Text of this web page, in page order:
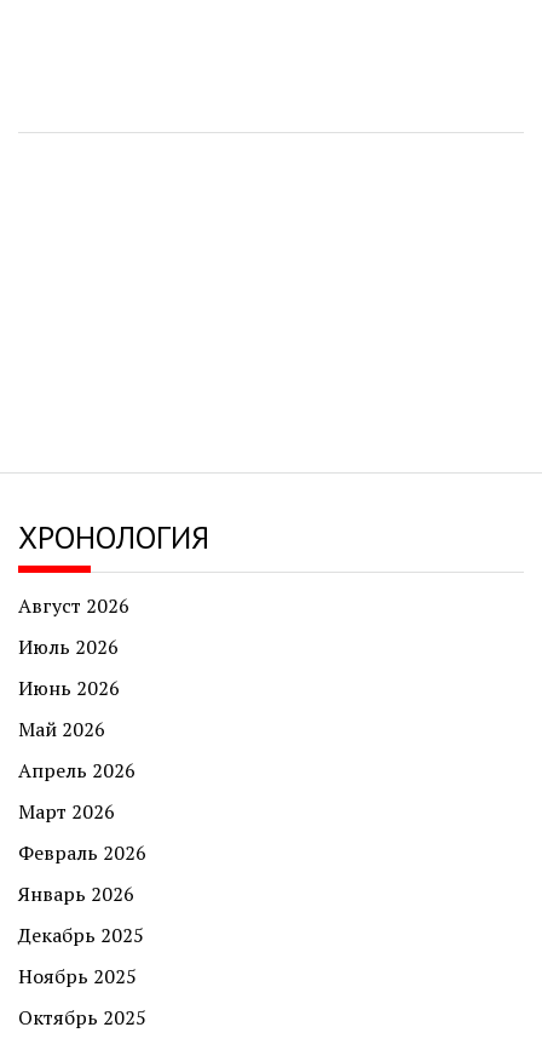
ХРОНОЛОГИЯ
Август 2026
Июль 2026
Июнь 2026
Май 2026
Апрель 2026
Март 2026
Февраль 2026
Январь 2026
Декабрь 2025
Ноябрь 2025
Октябрь 2025